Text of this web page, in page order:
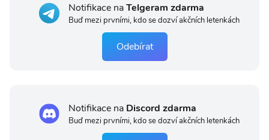
Notifikace naTelgeram zdarma
Buď mezi prvními, kdo se dozví akčních letenkách
Odebírat
Notifikace na Discord zdarma
Buď mezi prvními, kdo se dozví akčních letenkách